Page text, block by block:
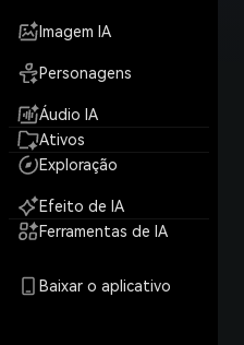
Imagem IA
Personagens
Áudio IA
Ativos
Exploração
Efeito de IA
Ferramentas de IA
Baixar o aplicativo